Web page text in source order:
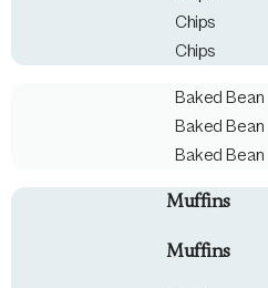
Chips
Chips
Baked Bean
Baked Bean
Baked Bean
Muffins
Muffins